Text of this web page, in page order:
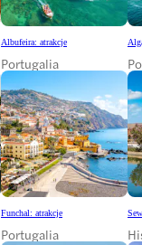
Albufeira: atrakcje
Portugalia
Funchal: atrakcje
Portugalia